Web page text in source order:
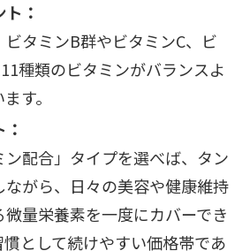
：
タミンB群やビタミンC、ビ
種類のビタミンがバランスよ
す。
ン配合」タイプを選べば、タン
ながら、日々の美容や健康維持
量栄養素を一度にカバーでき
慣として続けやすい価格帯であ